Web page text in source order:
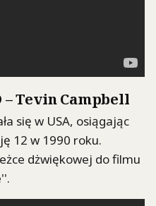
– Tevin Campbell
się w USA, osiągając
12 w 1990 roku.
dżwiękowej do filmu